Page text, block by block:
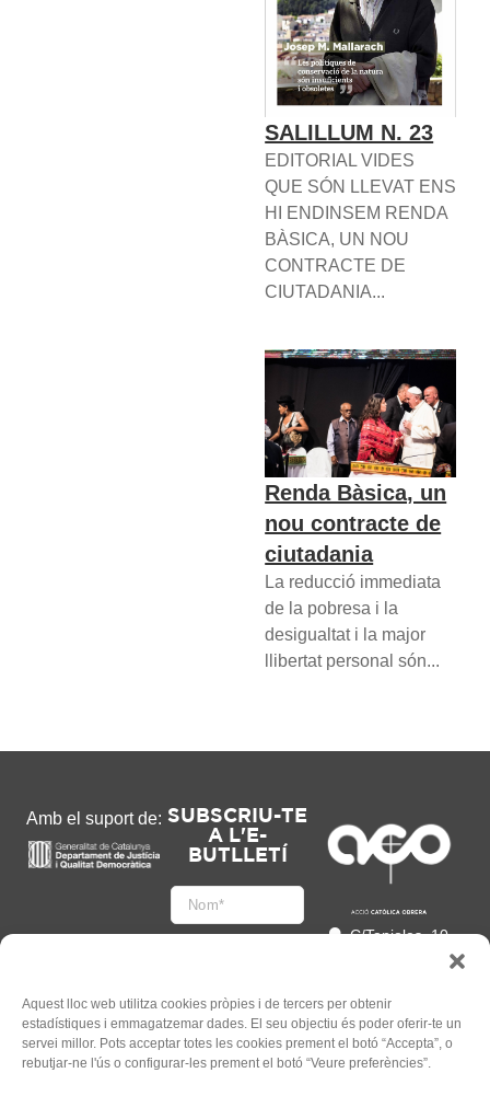
Aquest lloc web utilitza cookies pròpies i de tercers per obtenir
estadístiques i emmagatzemar dades. El seu objectiu és poder oferir-te un
servei millor. Pots acceptar totes les cookies prement el botó “Accepta”, o
rebutjar-ne l'ús o configurar-les prement el botó “Veure preferències”.
SALILLUM N. 23
EDITORIAL VIDES
QUE SÓN LLEVAT ENS
HI ENDINSEM RENDA
BÀSICA, UN NOU
CONTRACTE DE
CIUTADANIA...
Renda Bàsica, un
nou contracte de
ciutadania
La reducció immediata
de la pobresa i la
desigualtat i la major
llibertat personal són...
Amb el suport de: SUBSCRIU-TE
A L'E-
BUTLLETÍ
Accepto
l'Informació legal
C/Tapioles, 10
93 505 86 86
hola@acocat.org